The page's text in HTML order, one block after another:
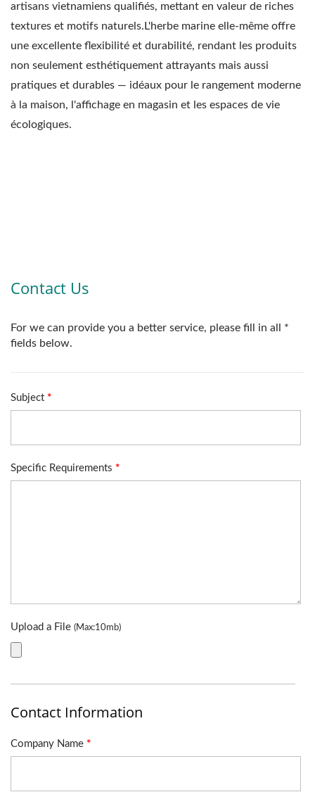
artisans vietnamiens qualifiés, mettant en valeur de riches
textures et motifs naturels.L'herbe marine elle-même offre
une excellente flexibilité et durabilité, rendant les produits
non seulement esthétiquement attrayants mais aussi
pratiques et durables — idéaux pour le rangement moderne
à la maison, l'affichage en magasin et les espaces de vie
écologiques.